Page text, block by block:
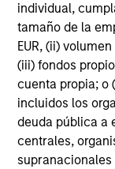
individual,
tamaño de la
EUR, (ii)
(iii) fondos
cuenta propia; o
incluidos los
deuda pública a
centrales,
supranacionales
May not
The information
purposes only.
not constitute
offering of
solicitation of
jurisdiction in
purchase or
securities,